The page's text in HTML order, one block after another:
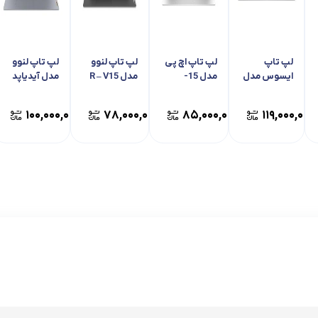
لپ تاپ
ایسوس مدل
۱۱۹,۰۰۰,۰۰۰
لپ تاپ اچ پی
مدل 15-
۸۵,۰۰۰,۰۰۰
لپ تاپ لنوو
مدل R – V15
۷۸,۰۰۰,۰۰۰
لپ تاپ لنوو
مدل آیدیاپد
۱۰۰,۰۰۰,۰۰۰